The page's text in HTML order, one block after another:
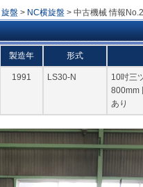
旋盤 > NC横旋盤 > 中古機械 情報
製造年 形式
1991 LS30-N
10吋三
800mm
あり